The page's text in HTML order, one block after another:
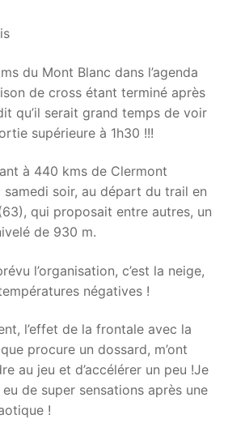
du Mont Blanc dans l’agenda
de cross étant terminé après
qu’il serait grand temps de voir
supérieure à 1h30 !!!
à 440 kms de Clermont
samedi soir, au départ du trail en
qui proposait entre autres, un
de 930 m.
l’organisation, c’est la neige,
négatives !
l’effet de la frontale avec la
procure un dossard, m’ont
au jeu et d’accélérer un peu !Je
eu de super sensations après une
!